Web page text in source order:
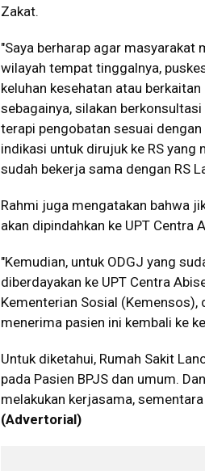
Zakat.
"Saya berharap agar masyarakat
wilayah tempat tinggalnya,
keluhan kesehatan atau
sebagainya, silakan
terapi pengobatan sesuai
indikasi untuk dirujuk ke RS yang
sudah bekerja sama dengan RS
Rahmi juga mengatakan bahwa
akan dipindahkan ke UPT Centra
"Kemudian, untuk ODGJ yang
diberdayakan ke UPT Centra
Kementerian Sosial
menerima pasien ini kembali ke
Untuk diketahui, Rumah Sakit
pada Pasien BPJS dan umum.
melakukan kerjasama,
(Advertorial)